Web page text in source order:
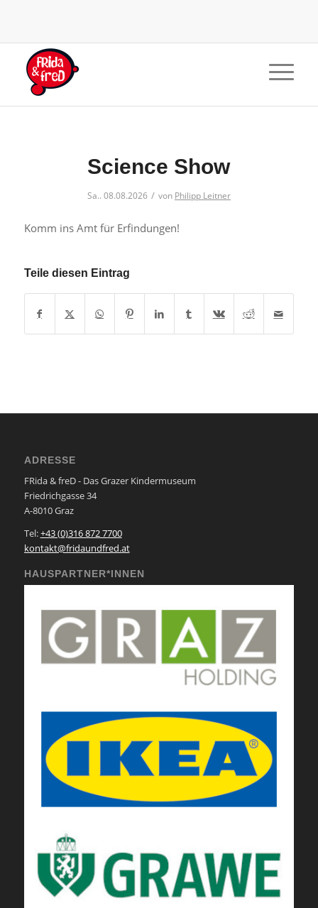
Science Show
Sa.. 08.08.2026 / von Philipp Leitner
Komm ins Amt für Erfindungen!
Teile diesen Eintrag
ADRESSE
FRida & freD - Das Grazer Kindermuseum
Friedrichgasse 34
A-8010 Graz
Tel:+43 (0)316 872 7700
kontakt@fridaundfred.at
HAUSPARTNER*INNEN